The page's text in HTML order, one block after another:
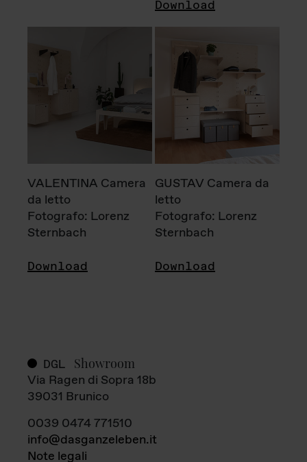
Download
VALENTINA Camera
da letto
Fotografo: Lorenz
Sternbach
Download
GUSTAV Camera da
letto
Fotografo: Lorenz
Sternbach
Download
DGL Showroom
Via Ragen di Sopra 18b
39031 Brunico
0039 0474 771510
info@dasganzeleben.it
Note legali